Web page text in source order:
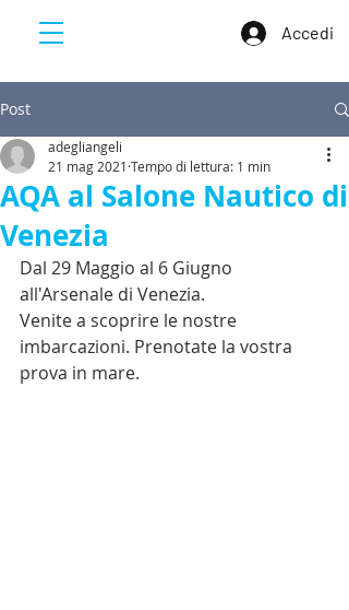
Accedi
Post
AQA al Salone Nautico di
Venezia
adegliangeli
21 mag 2021 Tempo di lettura: 1 min
Dal 29 Maggio al 6 Giugno
all'Arsenale di Venezia.
Venite a scoprire le nostre
imbarcazioni. Prenotate la vostra
prova in mare.